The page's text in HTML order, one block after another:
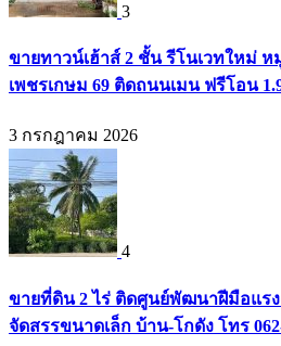
3
ขายทาวน์เฮ้าส์ 2 ชั้น รีโนเวทใหม่ ห
เพชรเกษม 69 ติดถนนเมน ฟรีโอน
3 กรกฎาคม 2026
4
ขายที่ดิน 2 ไร่ ติดศูนย์พัฒนาฝีมือแร
จัดสรรขนาดเล็ก บ้าน-โกดัง โทร